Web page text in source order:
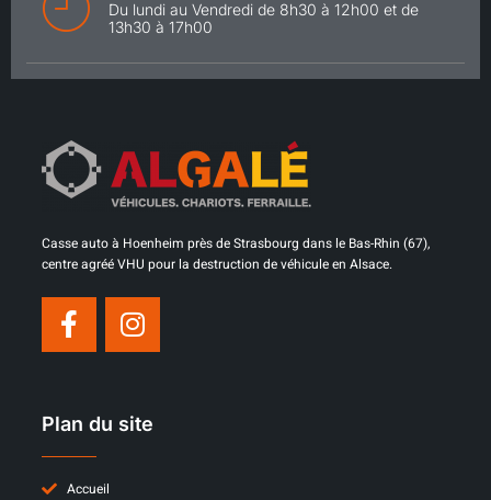
Du lundi au Vendredi de 8h30 à 12h00 et de
13h30 à 17h00
Casse auto à Hoenheim près de Strasbourg dans le Bas-Rhin (67),
centre agréé VHU pour la destruction de véhicule en Alsace.
Plan du site
Accueil